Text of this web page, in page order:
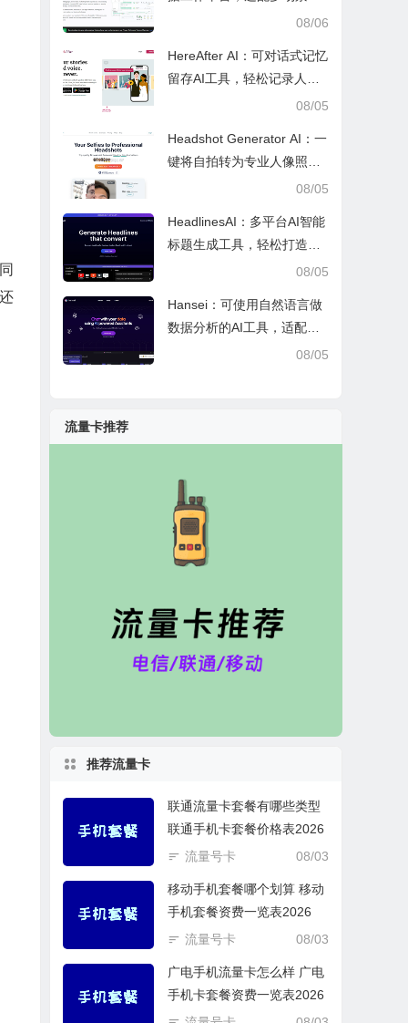
据分析、高效办公与企业安
08/06
HereAfter AI：可对话式记忆
留存AI工具，轻松记录人生
08/05
Headshot Generator AI：一
键将自拍转为专业人像照，
08/05
HeadlinesAI：多平台AI智能
标题生成工具，轻松打造高
08/05
Hansei：可使用自然语言做
数据分析的AI工具，适配办
公调研与个人工作效率提升
08/05
流量卡推荐
推荐流量卡
联通流量卡套餐有哪些类型
联通手机卡套餐价格表2026
08/03
流量号卡
移动手机套餐哪个划算 移动
手机套餐资费一览表2026
08/03
流量号卡
广电手机流量卡怎么样 广电
手机卡套餐资费一览表2026